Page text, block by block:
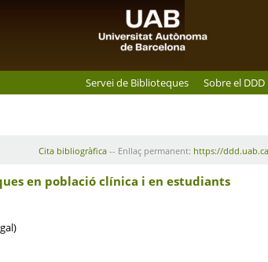
Servei de Biblioteques Sobre el DDD
Cita bibliogràfica-- Enllaç permanent: https://
en població clínica i en estudiants